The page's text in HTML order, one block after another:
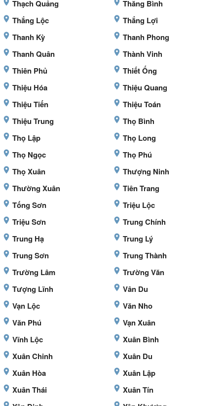
Thạch Quảng
Thăng Bình
Thắng Lộc
Thắng Lợi
Thanh Kỳ
Thanh Phong
Thanh Quân
Thành Vinh
Thiên Phủ
Thiết Ống
Thiệu Hóa
Thiệu Quang
Thiệu Tiến
Thiệu Toán
Thiệu Trung
Thọ Bình
Thọ Lập
Thọ Long
Thọ Ngọc
Thọ Phú
Thọ Xuân
Thượng Ninh
Thường Xuân
Tiên Trang
Tống Sơn
Triệu Lộc
Triệu Sơn
Trung Chính
Trung Hạ
Trung Lý
Trung Sơn
Trung Thành
Trường Lâm
Trường Văn
Tượng Lĩnh
Vân Du
Vạn Lộc
Văn Nho
Văn Phú
Vạn Xuân
Vĩnh Lộc
Xuân Bình
Xuân Chinh
Xuân Du
Xuân Hòa
Xuân Lập
Xuân Thái
Xuân Tín